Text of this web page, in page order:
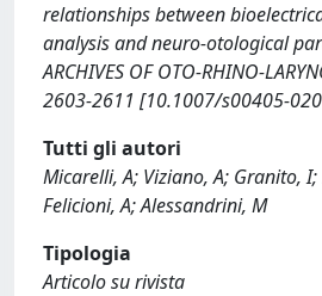
relationships between
analysis and neuro-otological
ARCHIVES OF OTO-RHINO-
2603-2611 [10.1007/s00405-
Tutti gli autori
Micarelli, A; Viziano, A; Granito,
Felicioni, A; Alessandrini, M
Tipologia
Articolo su rivista